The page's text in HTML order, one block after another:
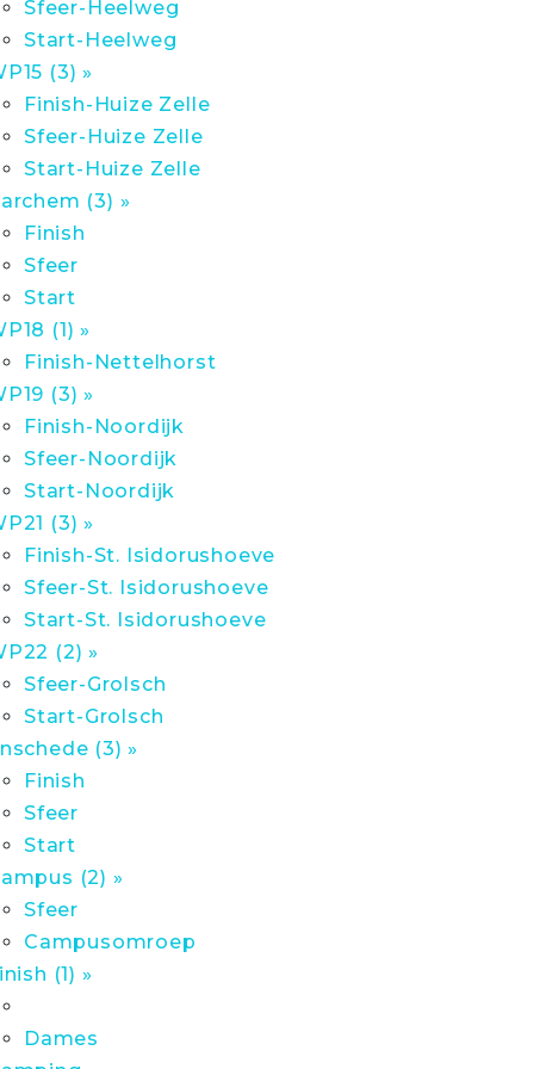
Sfeer-Heelweg
Start-Heelweg
(3) »
Finish-Huize Zelle
Sfeer-Huize Zelle
Start-Huize Zelle
(3) »
Finish
Sfeer
Start
(1) »
Finish-Nettelhorst
(3) »
Finish-Noordijk
Sfeer-Noordijk
Start-Noordijk
(3) »
Finish-St. Isidorushoeve
Sfeer-St. Isidorushoeve
Start-St. Isidorushoeve
(2) »
Sfeer-Grolsch
Start-Grolsch
(3) »
Finish
Sfeer
Start
(2) »
Sfeer
Campusomroep
(1) »
Dames